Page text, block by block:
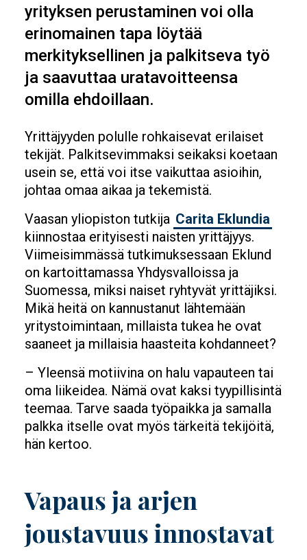
yrityksen perustaminen voi olla
erinomainen tapa löytää
merkityksellinen ja palkitseva työ
ja saavuttaa uratavoitteensa
omilla ehdoillaan.
Yrittäjyyden polulle rohkaisevat erilaiset
tekijät. Palkitsevimmaksi seikaksi koetaan
usein se, että voi itse vaikuttaa asioihin,
johtaa omaa aikaa ja tekemistä.
Vaasan yliopiston tutkija Carita Eklundia
kiinnostaa erityisesti naisten yrittäjyys.
Viimeisimmässä tutkimuksessaan Eklund
on kartoittamassa Yhdysvalloissa ja
Suomessa, miksi naiset ryhtyvät yrittäjiksi.
Mikä heitä on kannustanut lähtemään
yritystoimintaan, millaista tukea he ovat
saaneet ja millaisia haasteita kohdanneet?
– Yleensä motiivina on halu vapauteen tai
oma liikeidea. Nämä ovat kaksi tyypillisintä
teemaa. Tarve saada työpaikka ja samalla
palkka itselle ovat myös tärkeitä tekijöitä,
hän kertoo.
Vapaus ja arjen
joustavuus innostavat